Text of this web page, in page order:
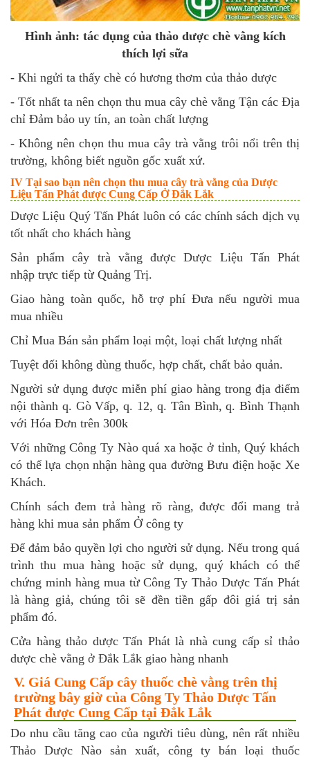
Hình ảnh: tác dụng của thảo dược chè vằng kích
thích lợi sữa
- Khi ngửi ta thấy chè có hương thơm của thảo dược
- Tốt nhất ta nên chọn thu mua cây chè vằng Tận các Địa
chỉ Đảm bảo uy tín, an toàn chất lượng
- Không nên chọn thu mua cây trà vằng trôi nổi trên thị
trường, không biết nguồn gốc xuất xứ.
IV Tại sao bạn nên chọn thu mua cây trà vằng của Dược
Liệu Tấn Phát được Cung Cấp Ở Đắk Lắk
Dược Liệu Quý Tấn Phát luôn có các chính sách dịch vụ
tốt nhất cho khách hàng
Sản phẩm cây trà vằng được Dược Liệu Tấn Phát
nhập trực tiếp từ Quảng Trị.
Giao hàng toàn quốc, hỗ trợ phí Đưa nếu người mua
mua nhiều
Chỉ Mua Bán sản phẩm loại một, loại chất lượng nhất
Tuyệt đối không dùng thuốc, hợp chất, chất bảo quản.
Người sử dụng được miễn phí giao hàng trong địa điểm
nội thành q. Gò Vấp, q. 12, q. Tân Bình, q. Bình Thạnh
với Hóa Đơn trên 300k
Với những Công Ty Nào quá xa hoặc ở tỉnh, Quý khách
có thể lựa chọn nhận hàng qua đường Bưu điện hoặc Xe
Khách.
Chính sách đem trả hàng rõ ràng, được đổi mang trả
hàng khi mua sản phẩm Ở công ty
Để đảm bảo quyền lợi cho người sử dụng. Nếu trong quá
trình thu mua hàng hoặc sử dụng, quý khách có thể
chứng minh hàng mua từ Công Ty Thảo Dược Tấn Phát
là hàng giả, chúng tôi sẽ đền tiền gấp đôi giá trị sản
phẩm đó.
Cửa hàng thảo dược Tấn Phát là nhà cung cấp sỉ thảo
dược chè vằng ở Đắk Lắk giao hàng nhanh
V. Giá Cung Cấp cây thuốc chè vằng trên thị
trường bây giờ của Công Ty Thảo Dược Tấn
Phát được Cung Cấp tại Đắk Lắk
Do nhu cầu tăng cao của người tiêu dùng, nên rất nhiều
Thảo Dược Nào sản xuất, công ty bán loại thuốc